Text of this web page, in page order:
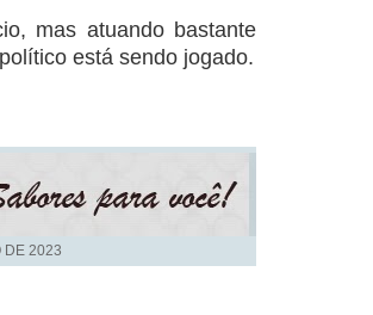
mas atuando bastante
está sendo jogado.
DE 2023